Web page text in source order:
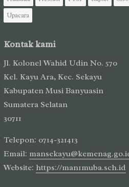
Upacara
Kontak kami
Jl. Kolonel Wahid Udin No. 570
Kel. Kayu Ara, Kec. Sekayu
Kabupaten Musi Banyuasin
Sumatera Selatan
30711
Telepon: 0714-321413
Email:
Website: https://man1muba.sch.id